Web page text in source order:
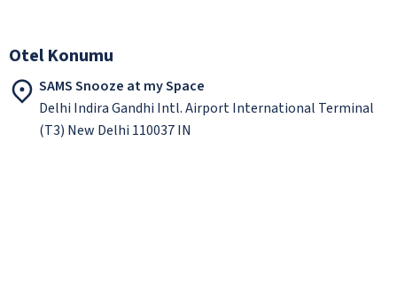
Otel Konumu
SAMS Snooze at my Space
Delhi Indira Gandhi Intl. Airport International Terminal
(T3) New Delhi 110037 IN